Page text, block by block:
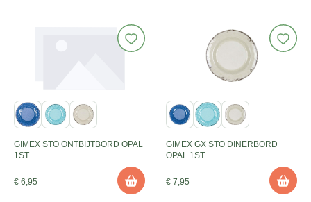
GIMEX STO ONTBIJTBORD OPAL
1ST
€ 6,95
GIMEX GX STO DINERBORD
OPAL 1ST
€ 7,95